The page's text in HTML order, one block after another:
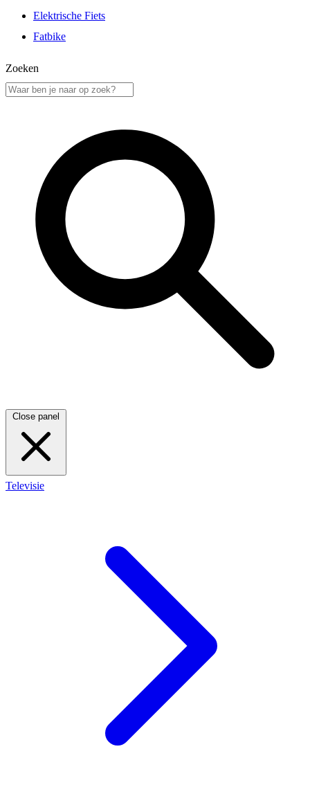
Elektrische Fiets
Fatbike
Zoeken
Close panel
Televisie